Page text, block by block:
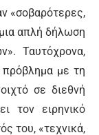
«σοβαρότερες,
απλή δήλωση
Ταυτόχρονα,
πρόβλημα με τη
σε διεθνή
τον ειρηνικό
του, «τεχνικά,